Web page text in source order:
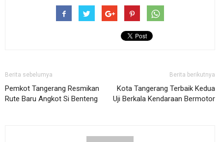
Berita sebelumya
Pemkot Tangerang Resmikan
Rute Baru Angkot Si Benteng
Berita berikutnya
Kota Tangerang Terbaik Kedua
Uji Berkala Kendaraan Bermotor